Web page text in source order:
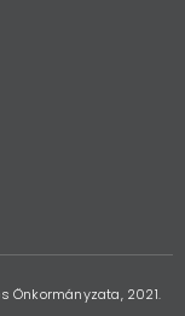
Önkormányzata, 2021.